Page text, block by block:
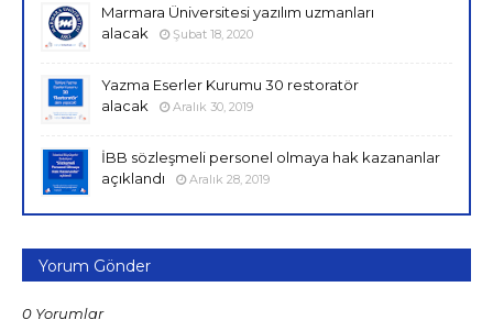
Marmara Üniversitesi yazılım uzmanları
alacak
Şubat 18, 2020
Yazma Eserler Kurumu 30 restoratör
alacak
Aralık 30, 2019
İBB sözleşmeli personel olmaya hak kazananlar
açıklandı
Aralık 28, 2019
Yorum Gönder
0 Yorumlar